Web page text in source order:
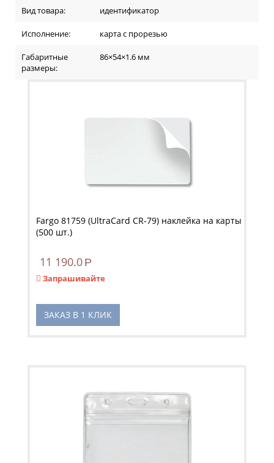
Вид товара: идентификатор
Исполнение: карта с прорезью
Габаритные
размеры:
86×54×1.6 мм
Fargo 81759 (UltraCard CR-79) наклейка на карты
(500 шт.)
11 190.0 Р
Запрашивайте
ЗАКАЗ В 1 КЛИК